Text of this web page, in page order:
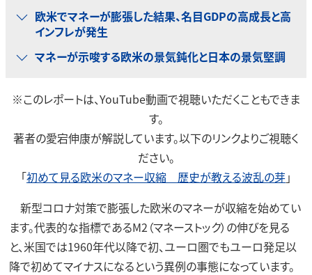
欧米でマネーが膨張した結果、名目GDPの高成長と高
インフレが発生
マネーが示唆する欧米の景気鈍化と日本の景気堅調
※このレポートは、YouTube動画で視聴いただくこともできま
す。
著者の愛宕伸康が解説しています。以下のリンクよりご視聴く
ださい。
「初めて見る欧米のマネー収縮 歴史が教える波乱の芽」
新型コロナ対策で膨張した欧米のマネーが収縮を始めてい
ます。代表的な指標であるM2（マネーストック）の伸びを見る
と、米国では1960年代以降で初、ユーロ圏でもユーロ発足以
降で初めてマイナスになるという異例の事態になっています。